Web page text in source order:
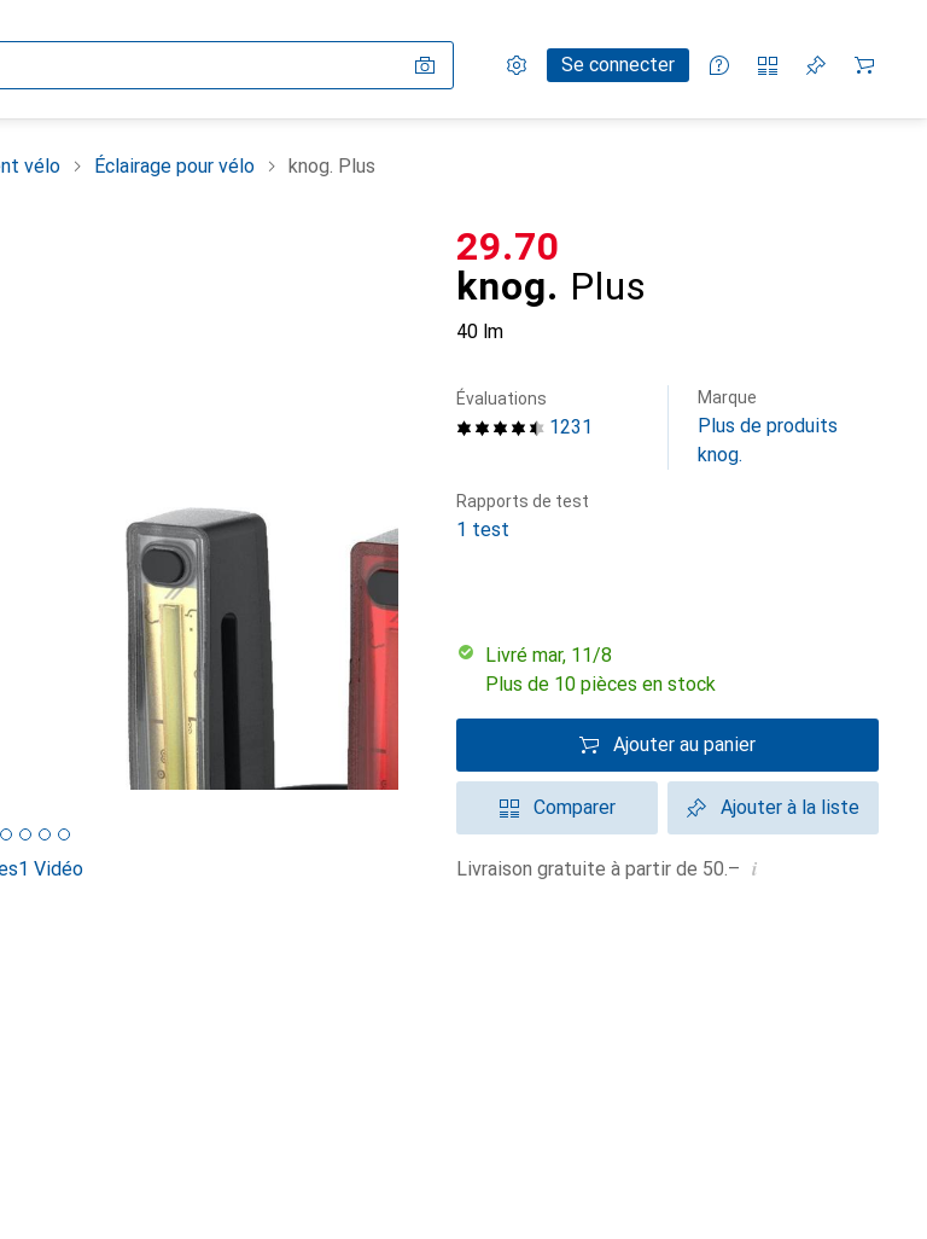
Paramètres
Compte clientSe connecter
Listes de comparaison
Listes d'envies
Panier
vélo Éclairage pour vélo knog. Plus
1 Vidéo
knog. Plus
40 lm
CHF
29.70
1231
Évaluations Marque
Plus de produits
knog.
Rapports de test
1 test
Livré mar, 11/8
Plus de 10 pièces en stock
Ajouter au panier
Comparer Ajouter à la liste
Livraison gratuite à partir de 50.– i